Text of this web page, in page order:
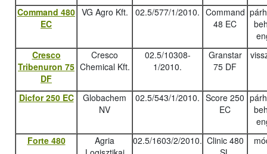
Command 480
EC
VG Agro Kft. 02.5/577/1/2010. Command
48 EC
Cresco
Tribenuron 75
DF
Cresco
Chemical Kft.
02.5/10308-
1/2010.
Granstar
75 DF
Dicfor 250 EC
Globachem
NV
02.5/543/1/2010. Score 250
EC
Forte 480
Agria
02.5/1603/2/2010. Clinic 480